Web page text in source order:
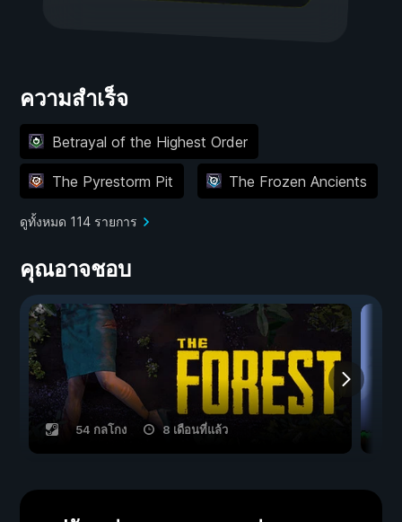
ความสำเร็จ
Betrayal of the Highest Order
The Pyrestorm Pit The Frozen Ancients
ดูทั้งหมด 114 รายการ
คุณอาจชอบ
54 กลโกง 8 เดือนที่แล้ว